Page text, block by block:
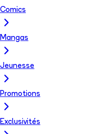
Comics
Mangas
Jeunesse
Promotions
Exclusivités